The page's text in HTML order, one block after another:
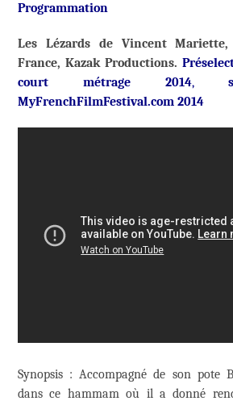
Programmation
Les Lézards de Vincent Mariette,
France, Kazak Productions.
court métrage 2014,
MyFrenchFilmFestival.com 2014
Synopsis : Accompagné de son pote
dans ce hammam où il a donné